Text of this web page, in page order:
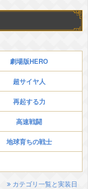
劇場版HERO
超サイヤ人
再起する力
高速戦闘
地球育ちの戦士
カテゴリ一覧と実装日